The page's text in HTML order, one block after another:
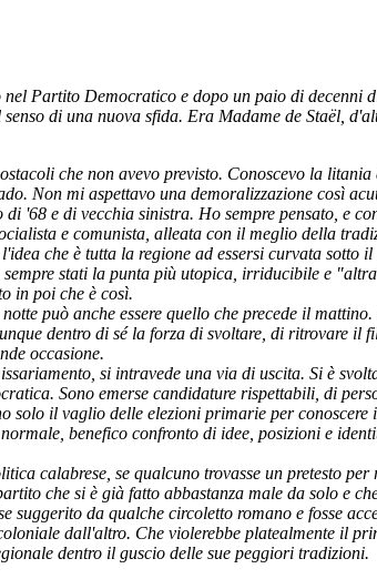
Partito Democratico e dopo un paio di decenni
di una nuova sfida. Era Madame de Staël,
che non avevo previsto. Conoscevo la
Non mi aspettavo una demoralizzazione così
'68 e di vecchia sinistra. Ho sempre pensato, e
e comunista, alleata con il meglio della
che è tutta la regione ad essersi curvata sotto
stati la punta più utopica, irriducibile e
in poi che è così.
può anche essere quello che precede il
dentro di sé la forza di svoltare, di ritrovare il
occasione.
si intravede una via di uscita. Si è
Sono emerse candidature rispettabili, di
il vaglio delle elezioni primarie per conoscere
benefico confronto di idee, posizioni e
calabrese, se qualcuno trovasse un pretesto
che si è già fatto abbastanza male da solo e
suggerito da qualche circoletto romano e fosse
dall'altro. Che violerebbe platealmente il
dentro il guscio delle sue peggiori tradizioni.